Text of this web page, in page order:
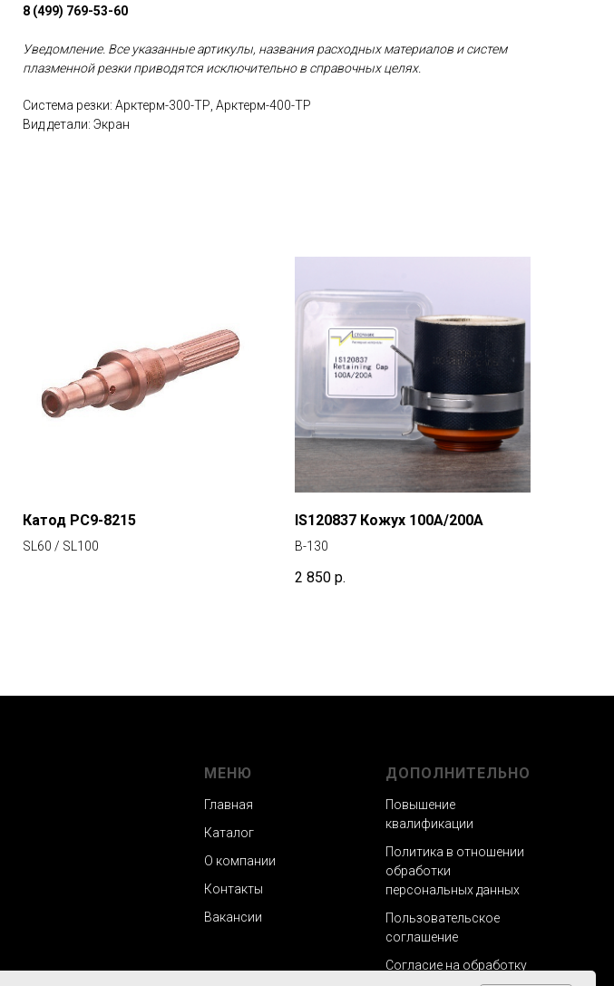
8 (499) 769-53-60
Уведомление. Все указанные артикулы, названия расходных материалов и систем
плазменной резки приводятся исключительно в справочных целях.
Система резки: Арктерм-300-ТР, Арктерм-400-ТР
Вид детали: Экран
Катод PC9-8215
SL60 / SL100
IS120837 Кожух 100А/200А
В-130
2 850 р.
МЕНЮ
Главная
Каталог
О компании
Контакты
Вакансии
ДОПОЛНИТЕЛЬНО
Повышение
квалификации
Политика в отношении
обработки
персональных данных
Пользовательское
соглашение
Согласие на обработку